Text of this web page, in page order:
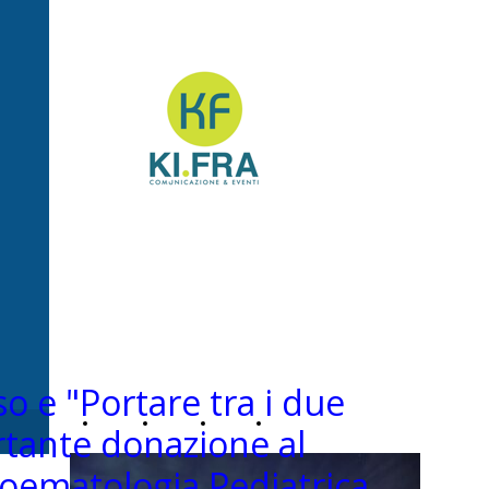
Page siamo
e "Portare tra i due
donazione al